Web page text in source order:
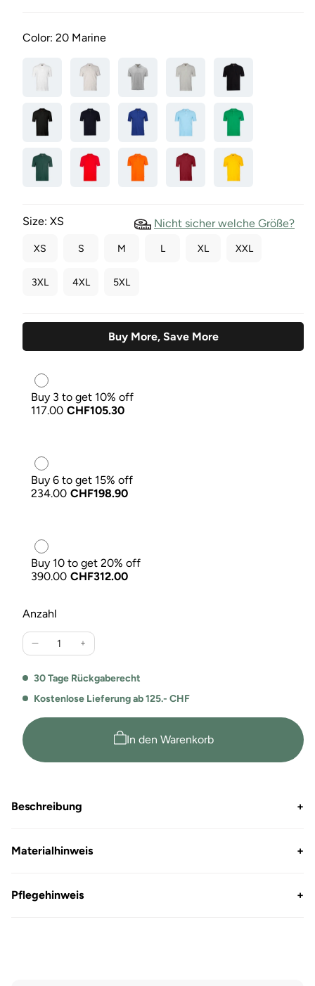
Color: 20 Marine
Size: XS Nicht sicher welche Größe?
XS S M L XL XXL
3XL 4XL 5XL
Buy More, Save More
Buy 3 to get 10% off
117.00 CHF105.30
Buy 6 to get 15% off
234.00 CHF198.90
Buy 10 to get 20% off
390.00 CHF312.00
Anzahl
Verringere
Menge
für
Fit
Erhöhe
Menge
für
Comfort
30 Tage Rückgaberecht
Kostenlose Lieferung ab 125.- CHF
In den Warenkorb
Beschreibung +
Materialhinweis +
Pflegehinweis +